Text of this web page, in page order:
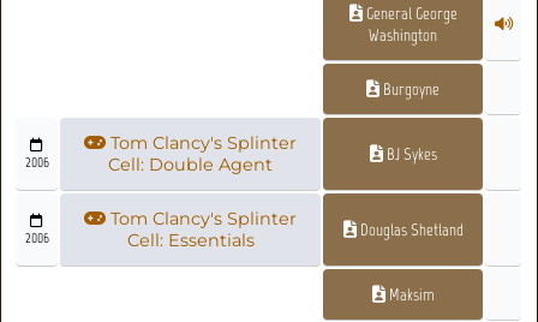
General George
Washington
Burgoyne
2006
Tom Clancy's Splinter
Cell: Double Agent
BJ Sykes
2006
Tom Clancy's Splinter
Cell: Essentials
Douglas Shetland
Maksim